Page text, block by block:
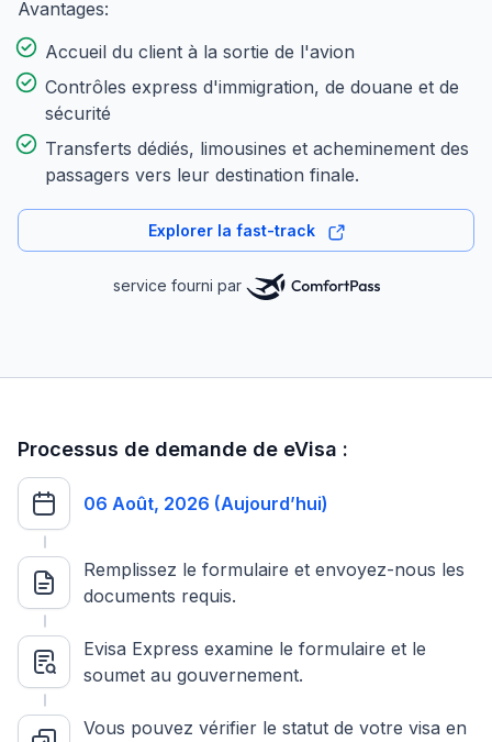
Avantages:
Accueil du client à la sortie de l'avion
Contrôles express d'immigration, de douane et de
sécurité
Transferts dédiés, limousines et acheminement des
passagers vers leur destination finale.
Explorer la fast-track
service fourni par
Processus de demande de eVisa :
06 Août, 2026 (Aujourd’hui)
Remplissez le formulaire et envoyez-nous les
documents requis.
Evisa Express examine le formulaire et le
soumet au gouvernement.
Vous pouvez vérifier le statut de votre visa en